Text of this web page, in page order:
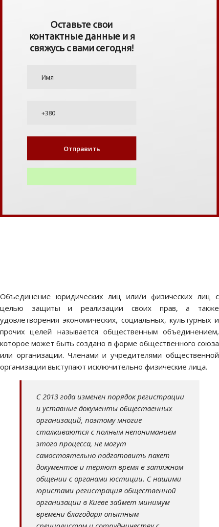
Оставьте свои
контактные данные и я
свяжусь с вами сегодня!
Объединение юридических лиц или/и физических лиц с
целью защиты и реализации своих прав, а также
удовлетворения экономических, социальных, культурных и
прочих целей называется общественным объединением,
которое может быть создано в форме общественного союза
или организации. Членами и учредителями общественной
организации выступают исключительно физические лица.
С 2013 года изменен порядок регистрации
и уставные документы общественных
организаций, поэтому многие
сталкиваются с полным непониманием
этого процесса, не могут
самостоятельно подготовить пакет
документов и теряют время в затяжном
общении с органами юстиции. С нашими
юристами регистрация общественной
организации в Киеве займет минимум
времени благодаря опытным